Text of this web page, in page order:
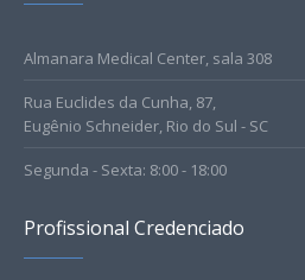
Almanara Medical Center, sala 308
Rua Euclides da Cunha, 87,
Eugênio Schneider, Rio do Sul - SC
Segunda - Sexta: 8:00 - 18:00
Profissional Credenciado